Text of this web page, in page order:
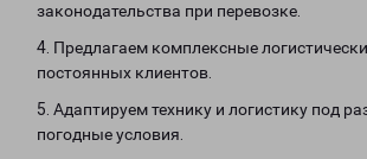
законодательства при перевозке.
4. Предлагаем комплексные
постоянных клиентов.
5. Адаптируем технику и логистику под
погодные условия.